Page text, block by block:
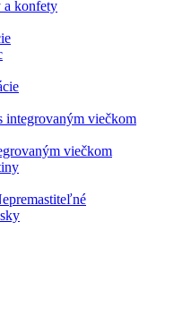
a konfety
integrovaným viečkom
viečkom